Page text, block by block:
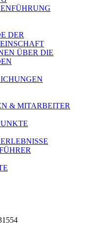
DER
ÜBER DIE
& MITARBEITER